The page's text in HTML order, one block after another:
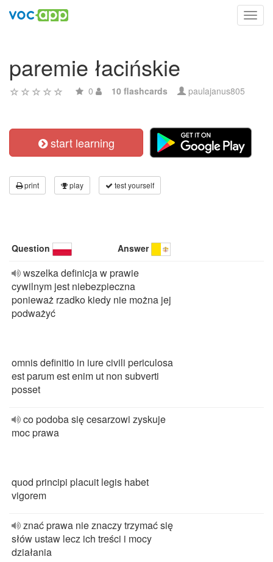
paremie łacińskie
0 10 flashcards paulajanus805
start learning
print play test yourself
Question Answer
wszelka definicja w prawie
cywilnym jest niebezpieczna
ponieważ rzadko kiedy nie można jej
podważyć
omnis definitio in iure civili periculosa
est parum est enim ut non subverti
posset
co podoba się cesarzowi zyskuje
moc prawa
quod principi placuit legis habet
vigorem
znać prawa nie znaczy trzymać się
słów ustaw lecz ich treści i mocy
działania